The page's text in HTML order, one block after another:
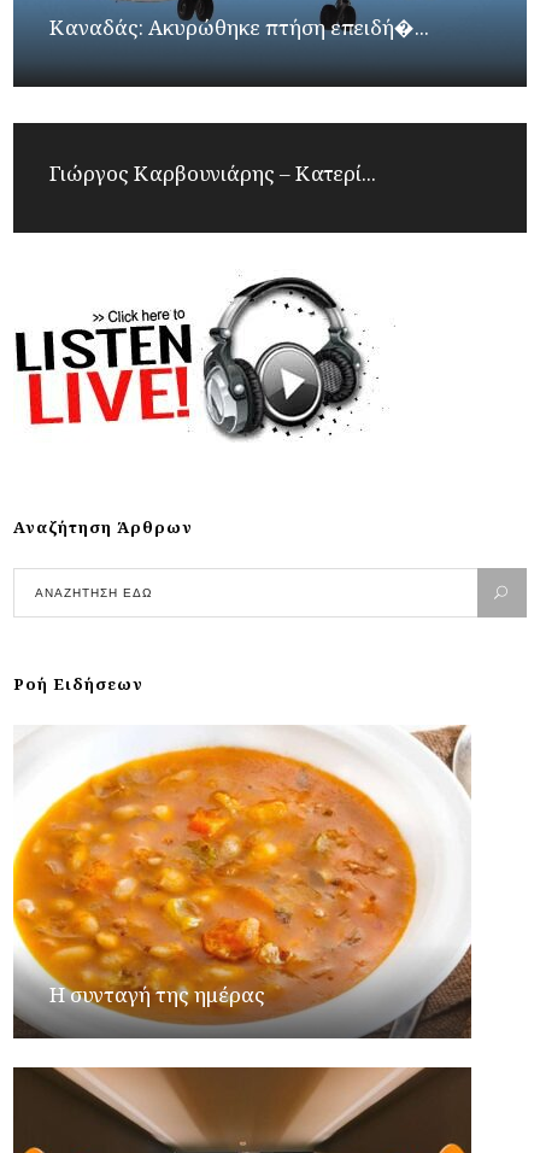
Καναδάς: Ακυρώθηκε πτήση επειδή�...
Γιώργος Καρβουνιάρης – Κατερί...
Αναζήτηση Άρθρων
Ροή Ειδήσεων
Η συνταγή της ημέρας